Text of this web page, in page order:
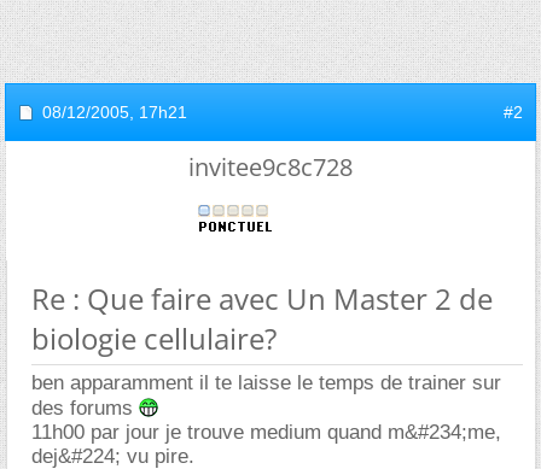
08/12/2005, 17h21 #2
invitee9c8c728
Re : Que faire avec Un Master 2 de
biologie cellulaire?
ben apparamment il te laisse le temps de trainer sur
des forums
11h00 par jour je trouve medium quand m&#234;me,
dej&#224; vu pire.